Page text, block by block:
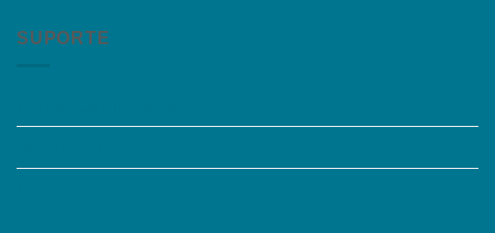
SUPORTE